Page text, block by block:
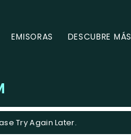
EMISORAS DESCUBRE MÁS
Try Again Later.